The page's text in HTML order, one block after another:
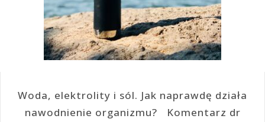
Woda, elektrolity i sól. Jak naprawdę działa
nawodnienie organizmu? Komentarz dr